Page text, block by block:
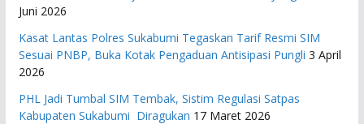
Juni 2026
Kasat Lantas Polres Sukabumi Tegaskan Tarif Resmi SIM
Sesuai PNBP, Buka Kotak Pengaduan Antisipasi Pungli 3 April
2026
PHL Jadi Tumbal SIM Tembak, Sistim Regulasi Satpas
Kabupaten Sukabumi Diragukan 17 Maret 2026